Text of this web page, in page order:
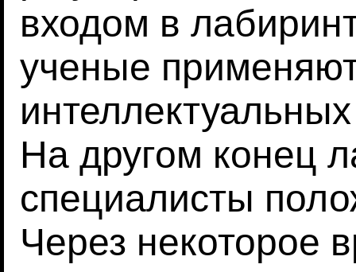
входом в
ученые
На другом конец
специалисты
Через некоторое